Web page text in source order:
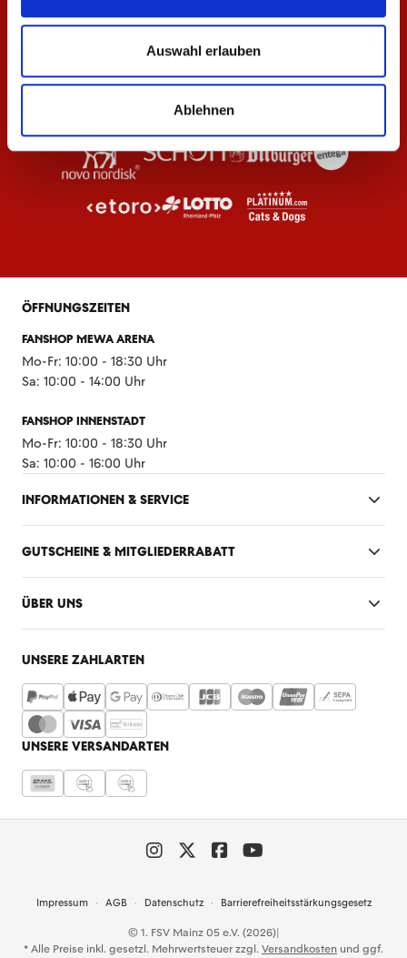
Auswahl erlauben
Ablehnen
ÖFFNUNGSZEITEN
FANSHOP MEWA ARENA
Mo-Fr: 10:00 - 18:30 Uhr
Sa: 10:00 - 14:00 Uhr
FANSHOP INNENSTADT
Mo-Fr: 10:00 - 18:30 Uhr
Sa: 10:00 - 16:00 Uhr
INFORMATIONEN & SERVICE
GUTSCHEINE & MITGLIEDERRABATT
ÜBER UNS
UNSERE ZAHLARTEN
UNSERE VERSANDARTEN
Impressum AGB Datenschutz Barrierefreiheitsstärkungsgesetz
© 1. FSV Mainz 05 e.V. (2026)|
* Alle Preise inkl. gesetzl. Mehrwertsteuer zzgl. Versandkosten und ggf.